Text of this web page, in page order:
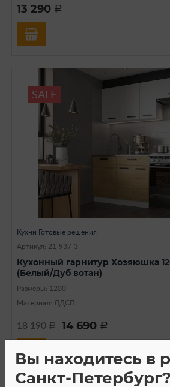
13 290 a
SALE
Кухни Готовые решения
Артикул: 21-937-3
Кухонный гарнитур Хозяюшка
(Белый/Дуб вотан)
Размеры: 1200
Материал: ЛДСП
18 190a 14 690 a
Вы находитесь в
Санкт-Петербург?